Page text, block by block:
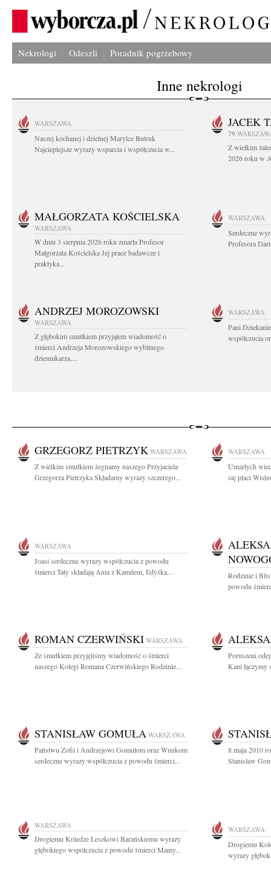
Nekrologi Odeszli Poradnik pogrzebowy
Inne nekrologi
WARSZAWA
Naszej kochanej i dzielnej Marylce Butruk
Najcieplejsze wyrazy wsparcia i współczucia w...
JACEK
79
Z wielkim
2026 roku w
MAŁGORZATA KOŚCIELSKA
WARSZAWA
W dniu 3 sierpnia 2026 roku zmarła Profesor
Małgorzata Kościelska Jej prace badawcze i
praktyka...
WARSZAWA
Serdeczne
Profesora
ANDRZEJ MOROZOWSKI
WARSZAWA
Z głębokim smutkiem przyjąłem wiadomość o
śmierci Andrzeja Morozowskiego wybitnego
dziennikarza,...
WARSZAWA
Pani
współczucia
GRZEGORZ PIETRZYK WARSZAWA
Z wielkim smutkiem żegnamy naszego Przyjaciela
Grzegorza Pietrzyka Składamy wyrazy szczerego...
WARSZAWA
Umarłych
się płaci
WARSZAWA
Joasi serdeczne wyrazy współczucia z powodu
śmierci Taty składają Ania z Kamilem, Edyśka...
Rodzinie i
powodu
ROMAN CZERWIŃSKI WARSZAWA
Ze smutkiem przyjęliśmy wiadomość o śmierci
naszego Kolegi Romana Czerwińskiego Rodzinie...
Poruszeni
Kani łączymy
STANISŁAW GOMUŁA WARSZAWA
Państwu Zofii i Andrzejowi Gomułom oraz Wnukom
serdeczne wyrazy współczucia z powodu śmierci...
8 maja 2010
Stanisław
WARSZAWA
Drogiemu Koledze Leszkowi Barańskiemu wyrazy
głębokiego współczucia z powodu śmierci Mamy...
WARSZAWA
Drogiemu
wyrazy